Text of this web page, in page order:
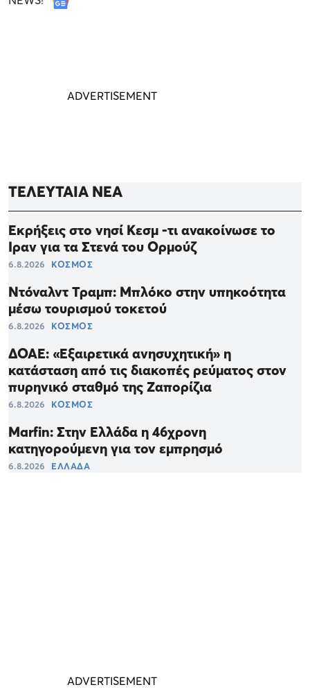
ΤΕΛΕΥΤΑΙΑ ΝΕΑ
Εκρήξεις στο νησί Κεσμ -τι ανακοίνωσε το
Ιραν για τα Στενά του Ορμούζ
6.8.2026 ΚΟΣΜΟΣ
Ντόναλντ Τραμπ: Μπλόκο στην υπηκοότητα
μέσω τουρισμού τοκετού
6.8.2026 ΚΟΣΜΟΣ
ΔΟΑΕ: «Εξαιρετικά ανησυχητική» η
κατάσταση από τις διακοπές ρεύματος στον
πυρηνικό σταθμό της Ζαπορίζια
6.8.2026 ΚΟΣΜΟΣ
Marfin: Στην Ελλάδα η 46χρονη
κατηγορούμενη για τον εμπρησμό
6.8.2026 ΕΛΛΑΔΑ